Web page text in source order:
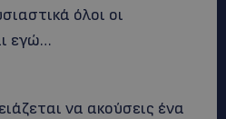
όλοι οι
εγώ…
να ακούσεις ένα